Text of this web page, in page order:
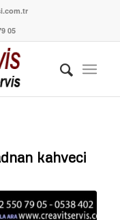
05
kahveci